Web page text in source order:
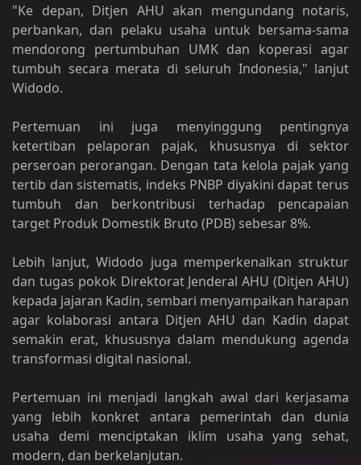
"Ke depan, Ditjen AHU akan mengundang notaris,
perbankan, dan pelaku usaha untuk bersama-sama
mendorong pertumbuhan UMK dan koperasi agar
tumbuh secara merata di seluruh Indonesia," lanjut
Widodo.
Pertemuan ini juga menyinggung pentingnya
ketertiban pelaporan pajak, khususnya di sektor
perseroan perorangan. Dengan tata kelola pajak yang
tertib dan sistematis, indeks PNBP diyakini dapat terus
tumbuh dan berkontribusi terhadap pencapaian
target Produk Domestik Bruto (PDB) sebesar 8%.
Lebih lanjut, Widodo juga memperkenalkan struktur
dan tugas pokok Direktorat Jenderal AHU (Ditjen AHU)
kepada jajaran Kadin, sembari menyampaikan harapan
agar kolaborasi antara Ditjen AHU dan Kadin dapat
semakin erat, khususnya dalam mendukung agenda
transformasi digital nasional.
Pertemuan ini menjadi langkah awal dari kerjasama
yang lebih konkret antara pemerintah dan dunia
usaha demi menciptakan iklim usaha yang sehat,
modern, dan berkelanjutan.